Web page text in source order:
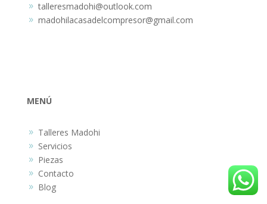
9 talleresmadohi@outlook.com
9 madohilacasadelcompresor@gmail.com
MENÚ
9 Talleres Madohi
9 Servicios
9 Piezas
9 Contacto
9 Blog